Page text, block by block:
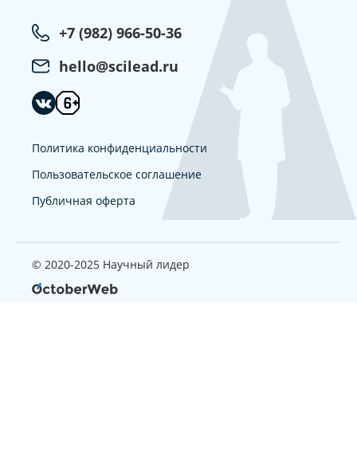
+7 (982) 966-50-36
hello@scilead.ru
Политика конфиденциальности
Пользовательское соглашение
Публичная оферта
© 2020-2025 Научный лидер